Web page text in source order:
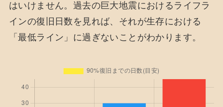
はいけません。過去の巨大地震におけるライフラ
インの復旧日数を見れば、それが生存における
「最低ライン」に過ぎないことがわかります。